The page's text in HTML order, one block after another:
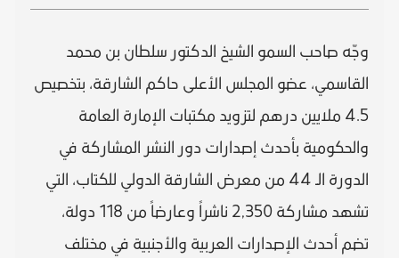
وجّه صاحب السمو الشيخ الدكتور سلطان بن محمد
القاسمي، عضو المجلس الأعلى حاكم الشارقة، بتخصيص
4.5 ملايين درهم لتزويد مكتبات الإمارة العامة
والحكومية بأحدث إصدارات دور النشر المشاركة في
الدورة الـ 44 من معرض الشارقة الدولي للكتاب، التي
تشهد مشاركة 2,350 ناشراً وعارضاً من 118 دولة،
تضم أحدث الإصدارات العربية والأجنبية في مختلف